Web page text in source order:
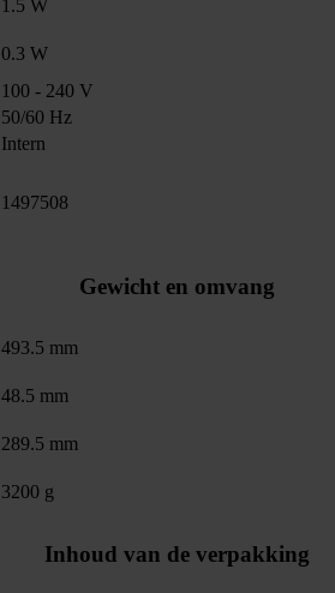
1.5 W
0.3 W
100 - 240 V
50/60 Hz
Intern
1497508
Gewicht en omvang
493.5 mm
48.5 mm
289.5 mm
3200 g
Inhoud van de verpakking